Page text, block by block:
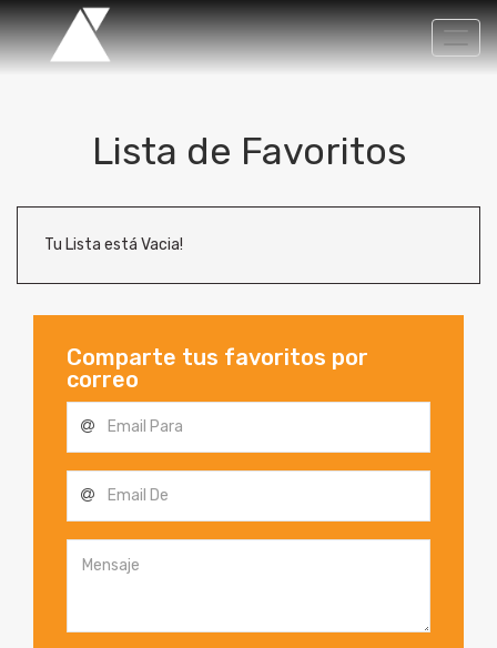
Lista de Favoritos
Tu Lista está Vacia!
Comparte tus favoritos por
correo